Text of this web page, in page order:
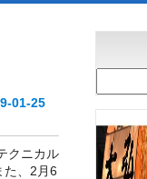
01-25
クニカル
た、2月6